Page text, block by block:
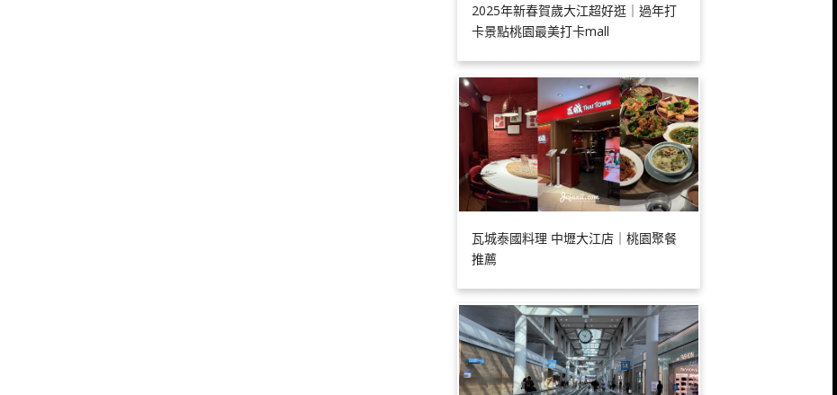
2025年新春賀歲大江超好逛｜過年打
卡景點桃園最美打卡mall
瓦城泰國料理 中壢大江店｜桃園聚餐
推薦